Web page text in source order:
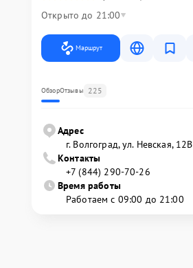
Открыто до 21:00
Маршрут
ОбзорОтзывы 225
Адрес
г. Волгоград, ул. Невская, 12В
Контакты
+7 (844) 290-70-26
Время работы
Работаем с 09:00 до 21:00